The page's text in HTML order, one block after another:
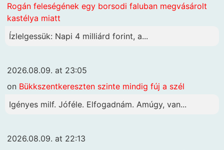
Rogán feleségének egy borsodi faluban megvásárolt
kastélya miatt
Ízlelgessük: Napi 4 milliárd forint, a...
2026.08.09. at 23:05
on Bükkszentkereszten szinte mindig fúj a szél
Igényes milf. Jóféle. Elfogadnám. Amúgy, van...
2026.08.09. at 22:13